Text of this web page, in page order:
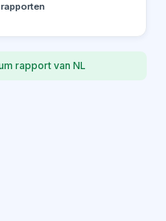
rapport van NL